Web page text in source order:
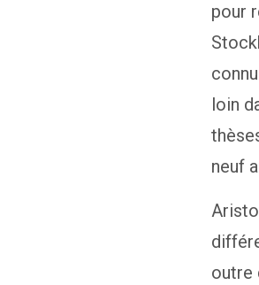
pour
loin
neuf
outre